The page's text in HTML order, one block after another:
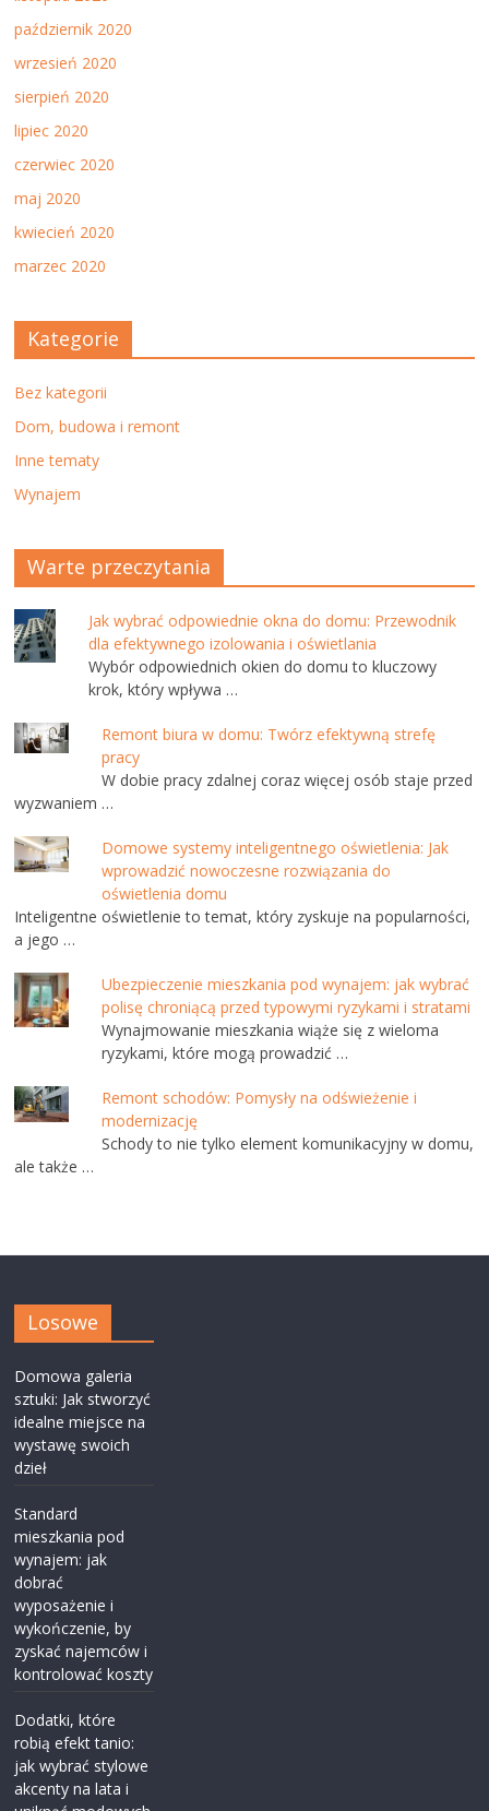
październik 2020
wrzesień 2020
sierpień 2020
lipiec 2020
czerwiec 2020
maj 2020
kwiecień 2020
marzec 2020
Kategorie
Bez kategorii
Dom, budowa i remont
Inne tematy
Wynajem
Warte przeczytania
Jak wybrać odpowiednie okna do domu: Przewodnik
dla efektywnego izolowania i oświetlania
Wybór odpowiednich okien do domu to kluczowy
krok, który wpływa …
Remont biura w domu: Twórz efektywną strefę
pracy
W dobie pracy zdalnej coraz więcej osób staje przed
wyzwaniem …
Domowe systemy inteligentnego oświetlenia: Jak
wprowadzić nowoczesne rozwiązania do
oświetlenia domu
Inteligentne oświetlenie to temat, który zyskuje na popularności,
a jego …
Ubezpieczenie mieszkania pod wynajem: jak wybrać
polisę chroniącą przed typowymi ryzykami i stratami
Wynajmowanie mieszkania wiąże się z wieloma
ryzykami, które mogą prowadzić …
Remont schodów: Pomysły na odświeżenie i
modernizację
Schody to nie tylko element komunikacyjny w domu,
ale także …
Losowe
Domowa galeria
sztuki: Jak stworzyć
idealne miejsce na
wystawę swoich
dzieł
Standard
mieszkania pod
wynajem: jak
dobrać
wyposażenie i
wykończenie, by
zyskać najemców i
kontrolować koszty
Dodatki, które
robią efekt tanio:
jak wybrać stylowe
akcenty na lata i